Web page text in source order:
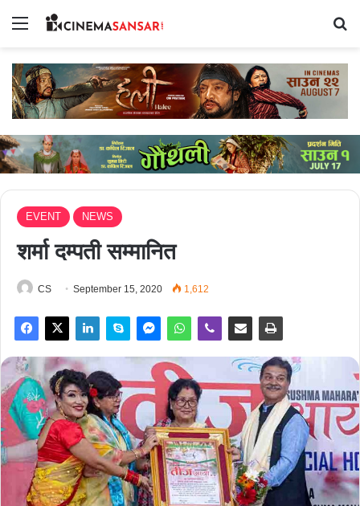
Menu
EVENT NEWS
शर्मा दम्पती सम्मानित
CS September 15, 2020 1,612